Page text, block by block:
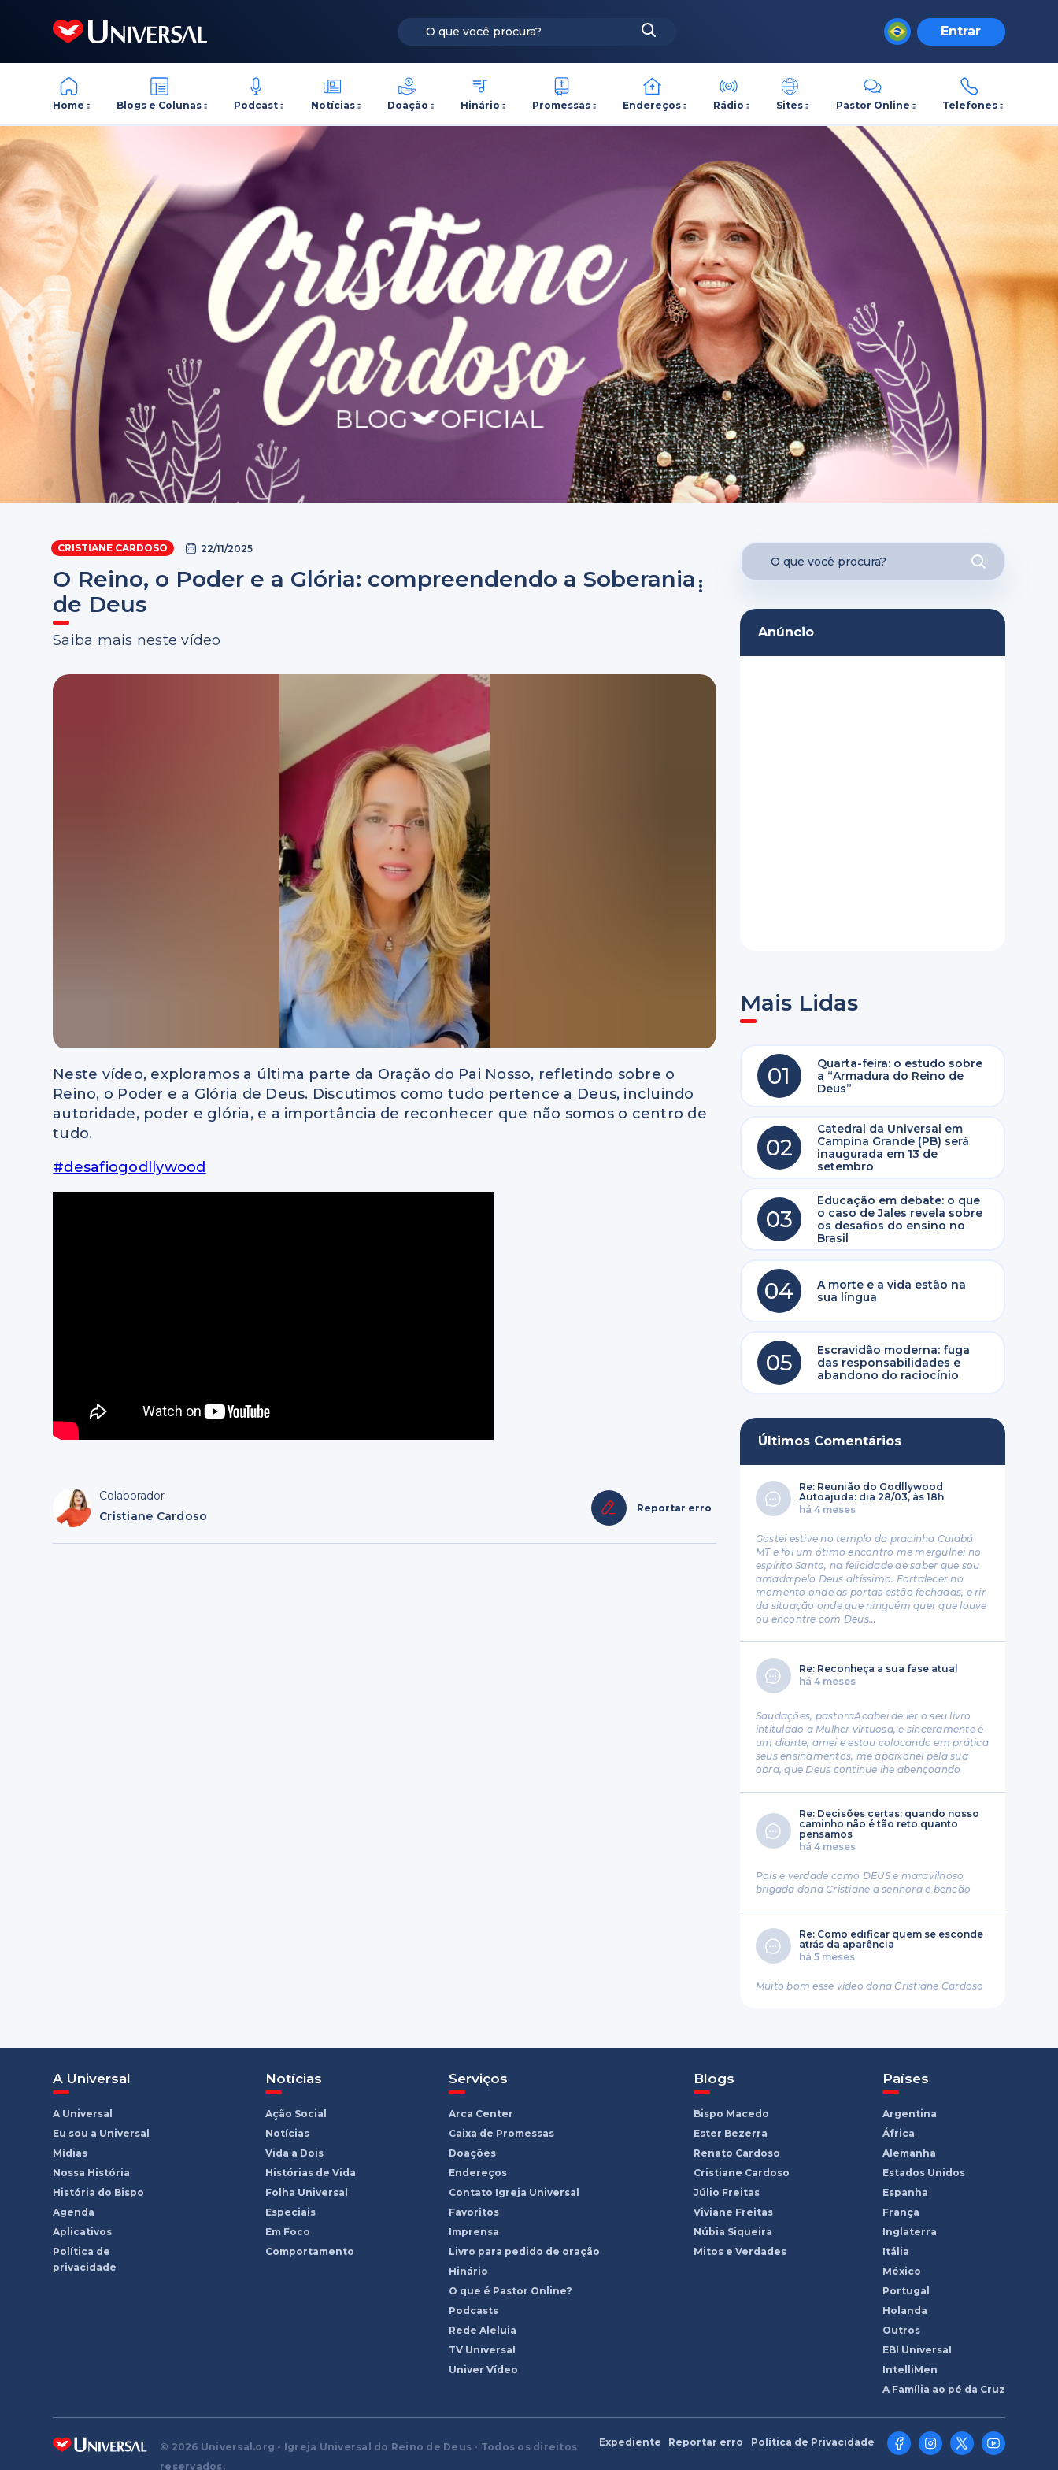
Entrar
Home Blogs e Colunas Podcast Notícias Doação Hinário Promessas Endereços Rádio Sites Pastor Online Telefones
CRISTIANE CARDOSO 22/11/2025
O Reino, o Poder e a Glória: compreendendo a Soberania
de Deus
Saiba mais neste vídeo
Neste vídeo, exploramos a última parte da Oração do Pai Nosso, refletindo sobre o
Reino, o Poder e a Glória de Deus. Discutimos como tudo pertence a Deus, incluindo
autoridade, poder e glória, e a importância de reconhecer que não somos o centro de
tudo.
#desafiogodllywood
Colaborador
Cristiane Cardoso
Reportar erro
Anúncio
Mais Lidas
01
Quarta-feira: o estudo sobre
a “Armadura do Reino de
Deus”
02
Catedral da Universal em
Campina Grande (PB) será
inaugurada em 13 de
setembro
03
Educação em debate: o que
o caso de Jales revela sobre
os desafios do ensino no
Brasil
04
A morte e a vida estão na
sua língua
05
Escravidão moderna: fuga
das responsabilidades e
abandono do raciocínio
Últimos Comentários
Re: Reunião do Godllywood
Autoajuda: dia 28/03, às 18h
há 4 meses
Gostei estive no templo da pracinha Cuiabá
MT e foi um ótimo encontro me mergulhei no
espírito Santo, na felicidade de saber que sou
amada pelo Deus altíssimo. Fortalecer no
momento onde as portas estão fechadas, e rir
da situação onde que ninguém quer que louve
ou encontre com Deus…
Re: Reconheça a sua fase atual
há 4 meses
Saudações, pastoraAcabei de ler o seu livro
intitulado a Mulher virtuosa, e sinceramente é
um diante, amei e estou colocando em prática
seus ensinamentos, me apaixonei pela sua
obra, que Deus continue lhe abençoando
Re: Decisões certas: quando nosso
caminho não é tão reto quanto
pensamos
há 4 meses
Pois e verdade como DEUS e maravilhoso
brigada dona Cristiane a senhora e bencão
Re: Como edificar quem se esconde
atrás da aparência
há 5 meses
Muito bom esse vídeo dona Cristiane Cardoso
A Universal
A Universal
Eu sou a Universal
Mídias
Nossa História
História do Bispo
Agenda
Aplicativos
Política de
privacidade
Notícias
Ação Social
Notícias
Vida a Dois
Histórias de Vida
Folha Universal
Especiais
Em Foco
Comportamento
Serviços
Arca Center
Caixa de Promessas
Doações
Endereços
Contato Igreja Universal
Favoritos
Imprensa
Livro para pedido de oração
Hinário
O que é Pastor Online?
Podcasts
Rede Aleluia
TV Universal
Univer Vídeo
Blogs
Bispo Macedo
Ester Bezerra
Renato Cardoso
Cristiane Cardoso
Júlio Freitas
Viviane Freitas
Núbia Siqueira
Mitos e Verdades
Países
Argentina
África
Alemanha
Estados Unidos
Espanha
França
Inglaterra
Itália
México
Portugal
Holanda
Outros
EBI Universal
IntelliMen
A Família ao pé da Cruz
© 2026 Universal.org - Igreja Universal do Reino de Deus - Todos os direitos
reservados.
Expediente Reportar erro Política de Privacidade